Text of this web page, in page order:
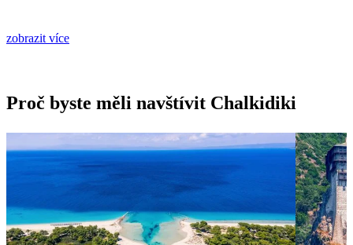
zobrazit více
Proč byste měli navštívit Chalkidiki